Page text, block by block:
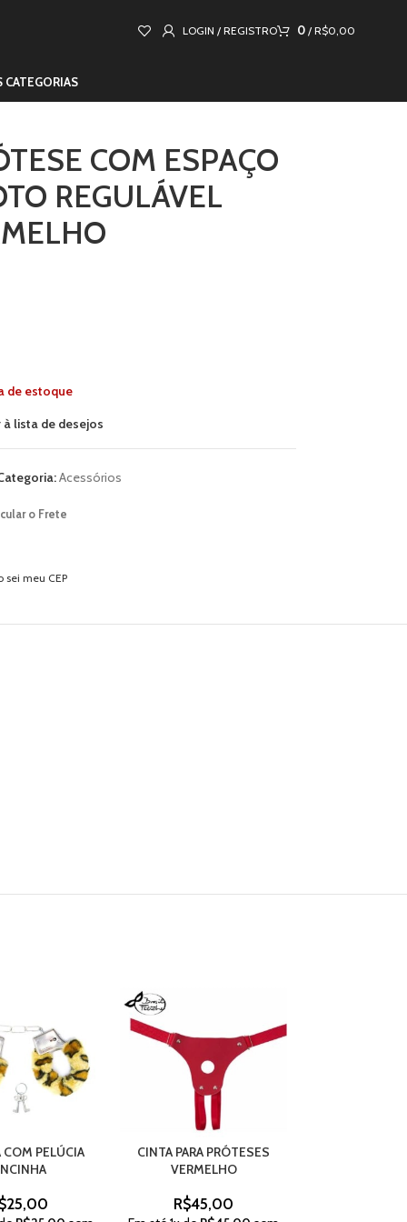
LOGIN / REGISTRO 0 / R$0,00
CATEGORIAS
COM ESPAÇO
REGULÁVEL
de estoque
à lista de desejos
Acessórios
o Frete
sei meu CEP
COM PELÚCIA
25,00
CINTA PARA PRÓTESES
VERMELHO
R$45,00